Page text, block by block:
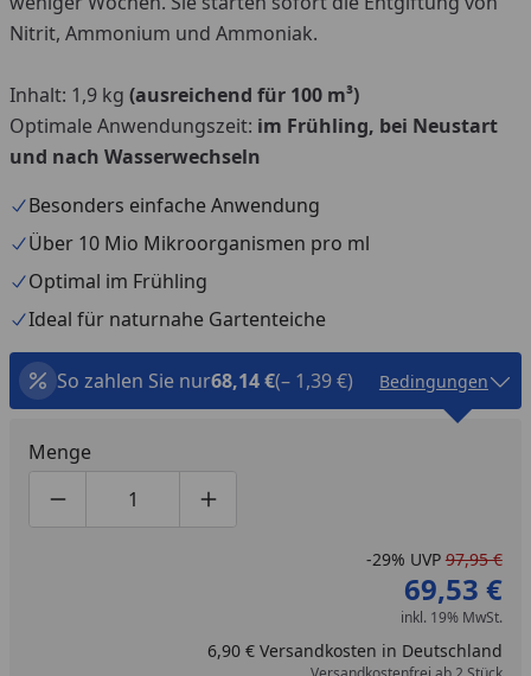
Nitrit, Ammonium und Ammoniak.
Inhalt: 1,9 kg (ausreichend für 100 m³)
Optimale Anwendungszeit: im Frühling, bei Neustart
und nach Wasserwechseln
Besonders einfache Anwendung
Über 10 Mio Mikroorganismen pro ml
Optimal im Frühling
Ideal für naturnahe Gartenteiche
So zahlen Sie nur68,14 €(– 1,39 €) Bedingungen
Menge
Produktmenge um eins verringern
Produktmenge manuell eingeben
Produktmenge um eins erhöhen
-29% UVP 97,95 €
69,53 €
inkl. 19% MwSt.
6,90 € Versandkosten in Deutschland